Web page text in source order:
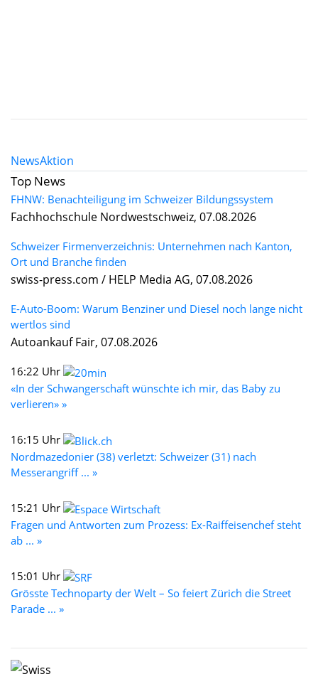
NewsAktion
Top News
FHNW: Benachteiligung im Schweizer Bildungssystem
Fachhochschule Nordwestschweiz, 07.08.2026
Schweizer Firmenverzeichnis: Unternehmen nach Kanton,
Ort und Branche finden
swiss-press.com / HELP Media AG, 07.08.2026
E-Auto-Boom: Warum Benziner und Diesel noch lange nicht
wertlos sind
Autoankauf Fair, 07.08.2026
16:22 Uhr
«In der Schwangerschaft wünschte ich mir, das Baby zu
verlieren» »
16:15 Uhr
Nordmazedonier (38) verletzt: Schweizer (31) nach
Messerangriff ... »
15:21 Uhr
Fragen und Antworten zum Prozess: Ex-Raiffeisenchef steht
ab ... »
15:01 Uhr
Grösste Technoparty der Welt – So feiert Zürich die Street
Parade ... »